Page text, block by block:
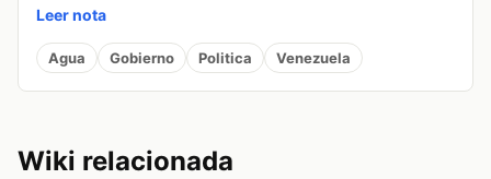
Leer nota
Agua Gobierno Politica Venezuela
Wiki relacionada